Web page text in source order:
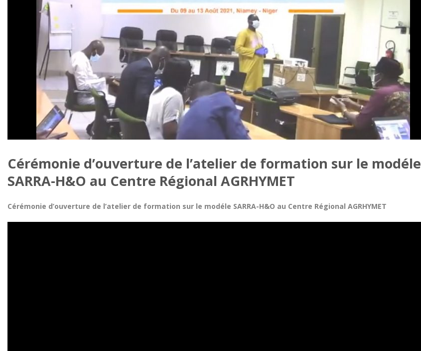
Cérémonie d’ouverture de l’atelier de formation sur le modéle
SARRA-H&O au Centre Régional AGRHYMET
Cérémonie d’ouverture de l’atelier de formation sur le modéle SARRA-H&O au Centre Régional AGRHYMET